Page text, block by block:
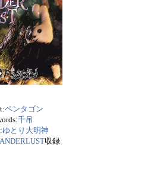
ペンタゴン
千吊
ゆとり大明神
収録